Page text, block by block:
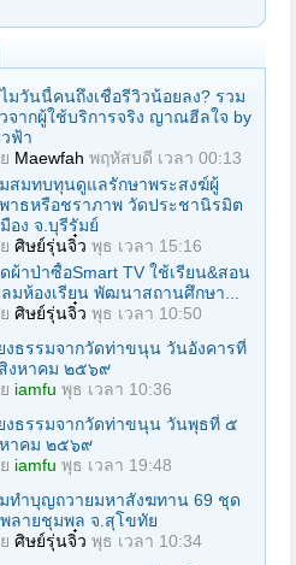
มวันนี้คนถึงเชื่อรีวิวน้อยลง? รวม
จากผู้ใช้บริการจริง ญาณฮีลใจ by
ฟ้า
Maewfah พฤหัสบดี เวลา 00:13
สมทบทุนดูแลรักษาพระสงฆ์ผู้
าธหรือชราภาพ วัดประชานิรมิต
มือง จ.บุรีรัมย์
ศิษย์รุ่นจิ๋ว พุธ เวลา 15:16
ผ้าป่าซื้อSmart TV ใช้เรียน&สอน
มห้องเรียน พัฒนาสถานศึกษา...
ศิษย์รุ่นจิ๋ว พุธ เวลา 10:50
งธรรมจากวัดท่าขนุน วันอังคารที่
งหาคม ๒๕๖๙
iamfu พุธ เวลา 10:36
งธรรมจากวัดท่าขนุน วันพุธที่ ๕
าคม ๒๕๖๙
iamfu พุธ เวลา 19:48
ทําบุญถวายมหาสังฆทาน 69 ชุด
ลายชุมพล จ.สุโขทัย
ศิษย์รุ่นจิ๋ว พุธ เวลา 10:34